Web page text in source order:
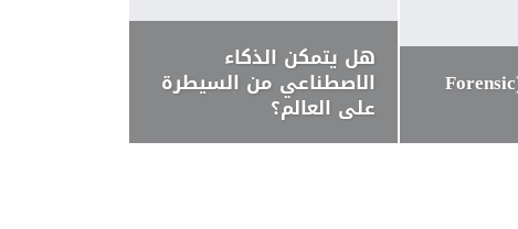
العلم الجنائي (Forensic
هل يتمكن الذكاء
الاصطناعي من السيطرة
على العالم؟